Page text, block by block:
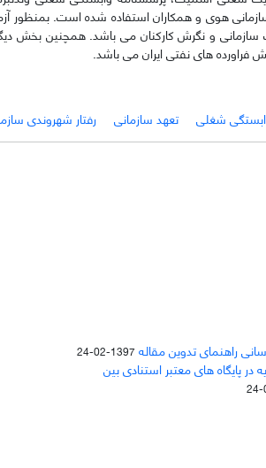
هوی و همکاران استفاده شده است. بمنظور
سازمانی و نگرش کارکنان می باشد. همچنین بخش
های نفتی ایران می باشد.
شغلی تعهد سازمانی رفتار شهروندی
راهنمای تدوین مقاله 1397-02-24
در پایگاه های معتبر استنادی بین